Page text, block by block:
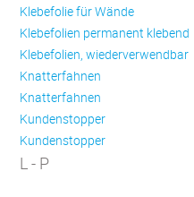
Klebefolie für Wände
Klebefolien permanent klebend
Klebefolien, wiederverwendbar
Knatterfahnen
Knatterfahnen
Kundenstopper
Kundenstopper
L - P